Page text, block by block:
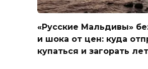
«Русские Мальдивы»
и шока от цен: куда
купаться и загорать